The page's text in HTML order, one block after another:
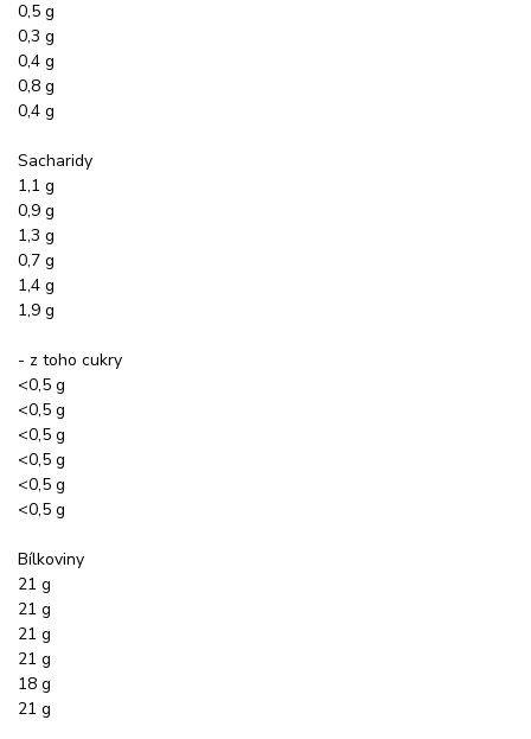
0,5 g
0,3 g
0,4 g
0,8 g
0,4 g
Sacharidy
1,1 g
0,9 g
1,3 g
0,7 g
1,4 g
1,9 g
- z toho cukry
<0,5 g
<0,5 g
<0,5 g
<0,5 g
<0,5 g
<0,5 g
Bílkoviny
21 g
21 g
21 g
21 g
18 g
21 g